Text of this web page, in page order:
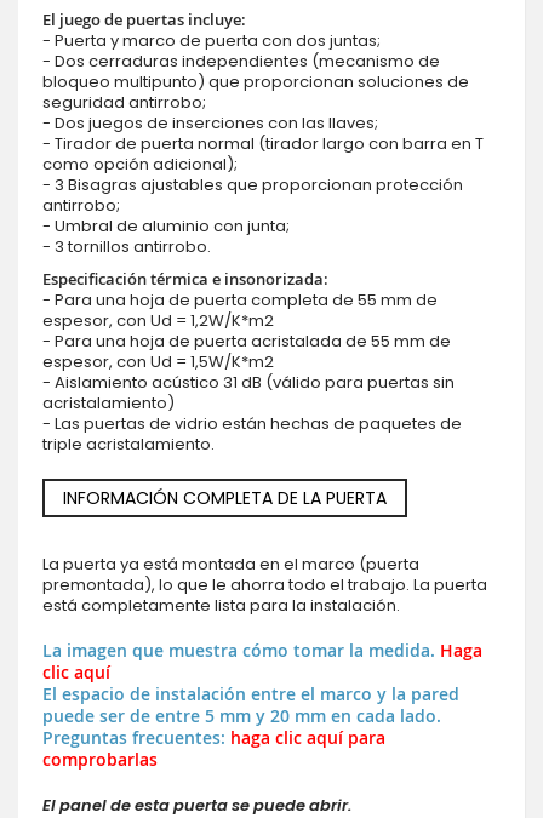
El juego de puertas incluye:
- Puerta y marco de puerta con dos juntas;
- Dos cerraduras independientes (mecanismo de
bloqueo multipunto) que proporcionan soluciones de
seguridad antirrobo;
- Dos juegos de inserciones con las llaves;
- Tirador de puerta normal (tirador largo con barra en T
como opción adicional);
- 3 Bisagras ajustables que proporcionan protección
antirrobo;
- Umbral de aluminio con junta;
- 3 tornillos antirrobo.
Especificación térmica e insonorizada:
- Para una hoja de puerta completa de 55 mm de
espesor, con Ud = 1,2W/K*m2
- Para una hoja de puerta acristalada de 55 mm de
espesor, con Ud = 1,5W/K*m2
- Aislamiento acústico 31 dB (válido para puertas sin
acristalamiento)
- Las puertas de vidrio están hechas de paquetes de
triple acristalamiento.
INFORMACIÓN COMPLETA DE LA PUERTA
La puerta ya está montada en el marco (puerta
premontada), lo que le ahorra todo el trabajo. La puerta
está completamente lista para la instalación.
La imagen que muestra cómo tomar la medida. Haga
clic aquí
El espacio de instalación entre el marco y la pared
puede ser de entre 5 mm y 20 mm en cada lado.
Preguntas frecuentes: haga clic aquí para
comprobarlas
El panel de esta puerta se puede abrir.